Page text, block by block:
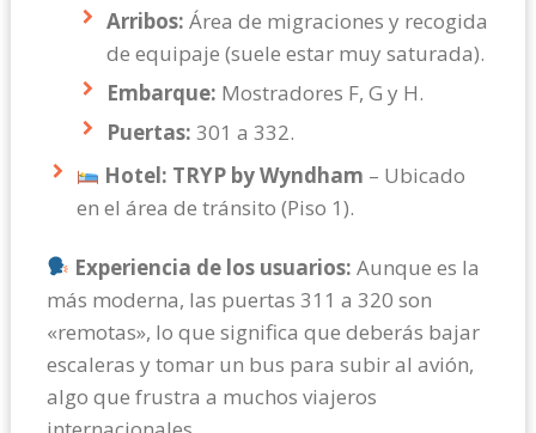
Arribos: Área de migraciones y recogida
de equipaje (suele estar muy saturada).
Embarque: Mostradores F, G y H.
Puertas: 301 a 332.
Hotel: TRYP by Wyndham – Ubicado
en el área de tránsito (Piso 1).
Experiencia de los usuarios: Aunque es la
más moderna, las puertas 311 a 320 son
«remotas», lo que significa que deberás bajar
escaleras y tomar un bus para subir al avión,
algo que frustra a muchos viajeros